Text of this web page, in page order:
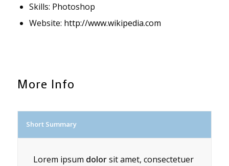
Skills: Photoshop
Website: http://www.wikipedia.com
More Info
Short Summary
Lorem ipsum dolorsit amet, consectetuer